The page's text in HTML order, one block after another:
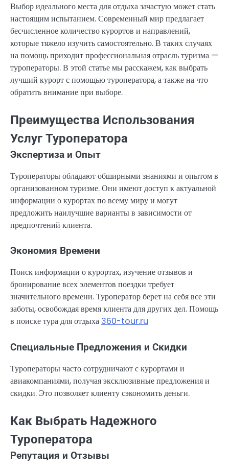
Выбор идеального места для отдыха зачастую может стать
настоящим испытанием. Современный мир предлагает
бесчисленное количество курортов и направлений,
которые тяжело изучить самостоятельно. В таких случаях
на помощь приходит профессиональная отрасль туризма —
туроператоры. В этой статье мы расскажем, как выбрать
лучший курорт с помощью туроператора, а также на что
обратить внимание при выборе.
Преимущества Использования
Услуг Туроператора
Экспертиза и Опыт
Туроператоры обладают обширными знаниями и опытом в
организованном туризме. Они имеют доступ к актуальной
информации о курортах по всему миру и могут
предложить наилучшие варианты в зависимости от
предпочтений клиента.
Экономия Времени
Поиск информации о курортах, изучение отзывов и
бронирование всех элементов поездки требует
значительного времени. Туроператор берет на себя все эти
заботы, освобождая время клиента для других дел. Помощь
в поиске тура для отдыха 360-tour.ru
Специальные Предложения и Скидки
Туроператоры часто сотрудничают с курортами и
авиакомпаниями, получая эксклюзивные предложения и
скидки. Это позволяет клиенту сэкономить деньги.
Как Выбрать Надежного
Туроператора
Репутация и Отзывы